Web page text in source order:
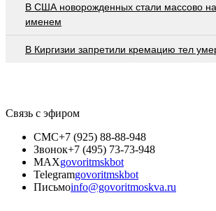
В США новорожденных стали массово
именем
В Киргизии запретили кремацию тел
Связь с эфиром
СМС+7 (925) 88-88-948
Звонок+7 (495) 73-73-948
MAXgovoritmskbot
Telegramgovoritmskbot
Письмоinfo@govoritmoskva.ru